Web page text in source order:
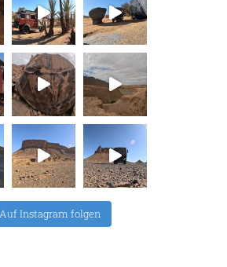
Auf Instagram folgen